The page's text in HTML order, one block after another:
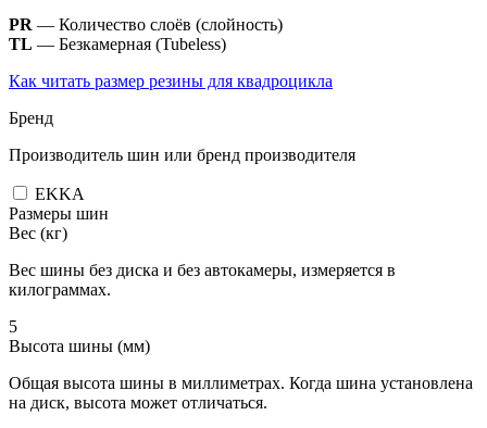
PR — Количество слоёв (слойность)
TL — Безкамерная (Tubeless)
Как читать размер резины для квадроцикла
Бренд
Производитель шин или бренд производителя
EKKA
Размеры шин
Вес (кг)
Вес шины без диска и без автокамеры, измеряется в
килограммах.
5
Высота шины (мм)
Общая высота шины в миллиметрах. Когда шина установлена
на диск, высота может отличаться.